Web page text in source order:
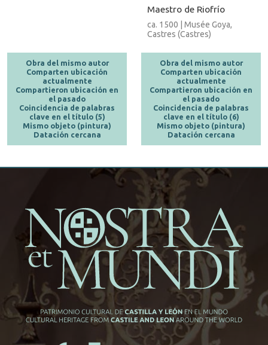
Obra del mismo autor
Comparten ubicación
actualmente
Compartieron ubicación en
el pasado
Coincidencia de palabras
clave en el título (5)
Mismo objeto (pintura)
Datación cercana
Maestro de Riofrío
ca. 1500 | Musée Goya,
Castres (Castres)
Obra del mismo autor
Comparten ubicación
actualmente
Compartieron ubicación en
el pasado
Coincidencia de palabras
clave en el título (6)
Mismo objeto (pintura)
Datación cercana